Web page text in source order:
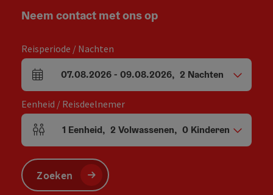
Neem contact met ons op
Reisperiode / Nachten
Velden voor aankomst en vertrek
07.08.2026- 09.08.2026, 2 Nachten
Eenheid / Reisdeelnemer
Aantal eenheden en persoonsvelden
1 Eenheid, 2 Volwassenen, 0 Kinderen
Zoeken